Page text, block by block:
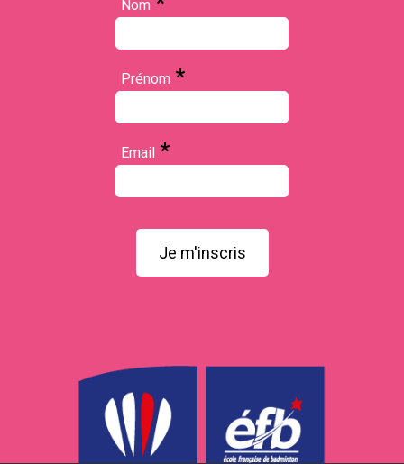
Nom
Prénom *
Email *
Je m'inscris